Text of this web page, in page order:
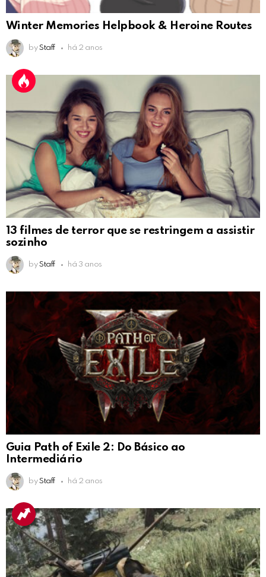
Winter Memories Helpbook & Heroine Routes
by Staff há 2 anos
13 filmes de terror que se restringem a assistir
sozinho
by Staff há 3 anos
Guia Path of Exile 2: Do Básico ao
Intermediário
by Staff há 2 anos